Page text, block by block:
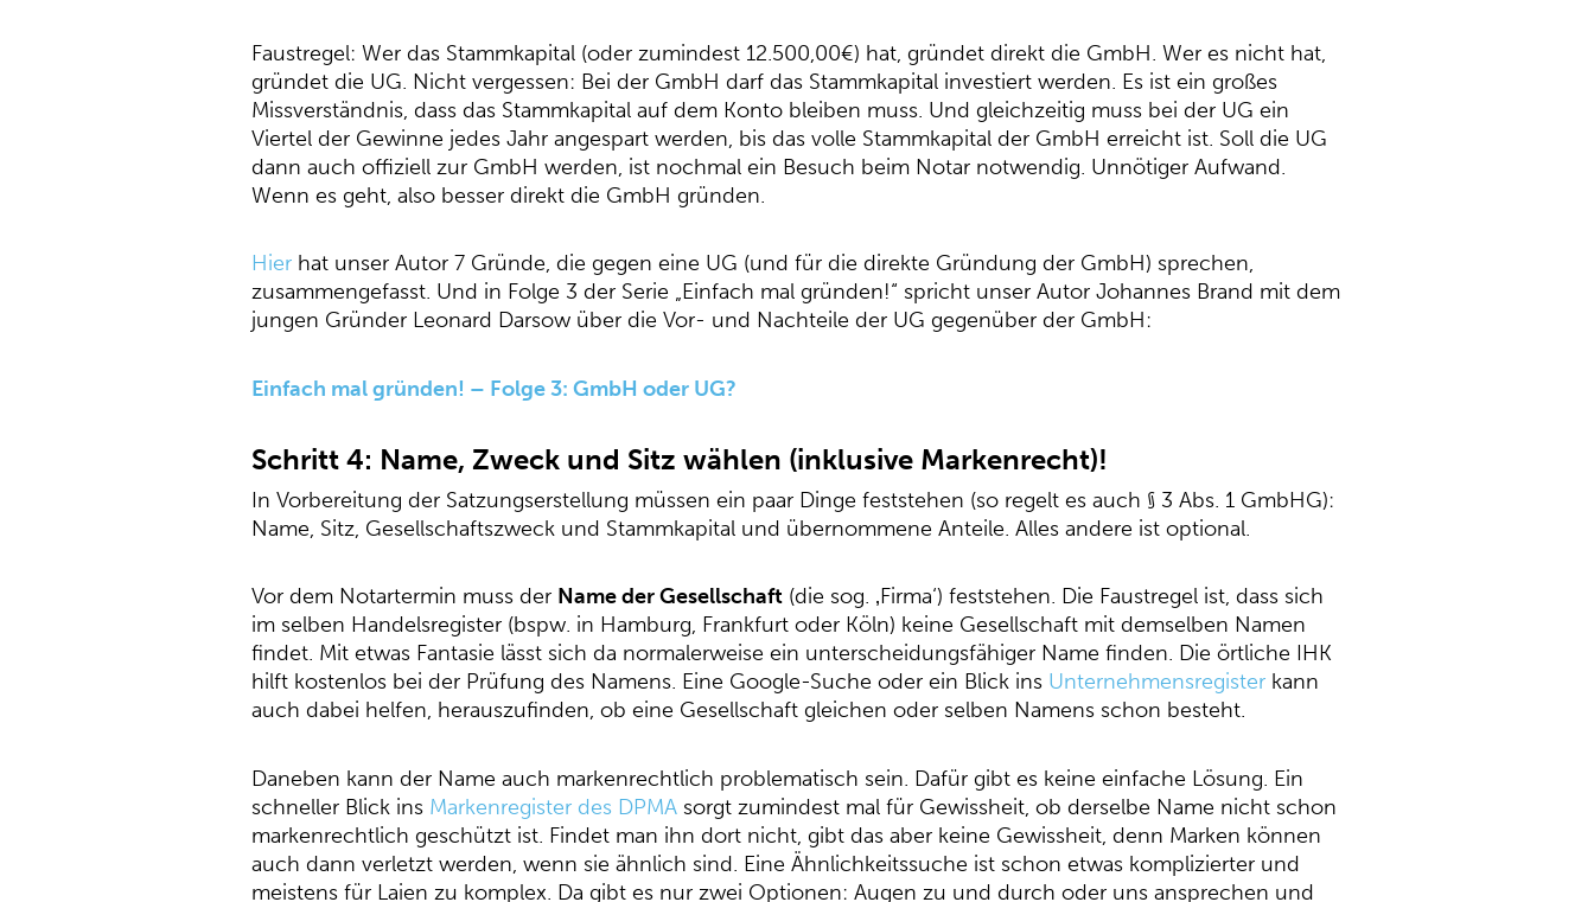
Faustregel: Wer das Stammkapital (oder zumindest 12.500,00€) hat, gründet direkt die GmbH. Wer es nicht hat,
gründet die UG. Nicht vergessen: Bei der GmbH darf das Stammkapital investiert werden. Es ist ein großes
Missverständnis, dass das Stammkapital auf dem Konto bleiben muss. Und gleichzeitig muss bei der UG ein
Viertel der Gewinne jedes Jahr angespart werden, bis das volle Stammkapital der GmbH erreicht ist. Soll die UG
dann auch offiziell zur GmbH werden, ist nochmal ein Besuch beim Notar notwendig. Unnötiger Aufwand.
Wenn es geht, also besser direkt die GmbH gründen.
Hier hat unser Autor 7 Gründe, die gegen eine UG (und für die direkte Gründung der GmbH) sprechen,
zusammengefasst. Und in Folge 3 der Serie „Einfach mal gründen!“ spricht unser Autor Johannes Brand mit dem
jungen Gründer Leonard Darsow über die Vor- und Nachteile der UG gegenüber der GmbH:
Einfach mal gründen! – Folge 3: GmbH oder UG?
Schritt 4: Name, Zweck und Sitz wählen (inklusive Markenrecht)!
In Vorbereitung der Satzungserstellung müssen ein paar Dinge feststehen (so regelt es auch § 3 Abs. 1 GmbHG):
Name, Sitz, Gesellschaftszweck und Stammkapital und übernommene Anteile. Alles andere ist optional.
Vor dem Notartermin muss der Name der Gesellschaft (die sog. ‚Firma‘) feststehen. Die Faustregel ist, dass sich
im selben Handelsregister (bspw. in Hamburg, Frankfurt oder Köln) keine Gesellschaft mit demselben Namen
findet. Mit etwas Fantasie lässt sich da normalerweise ein unterscheidungsfähiger Name finden. Die örtliche IHK
hilft kostenlos bei der Prüfung des Namens. Eine Google-Suche oder ein Blick ins Unternehmensregister kann
auch dabei helfen, herauszufinden, ob eine Gesellschaft gleichen oder selben Namens schon besteht.
Daneben kann der Name auch markenrechtlich problematisch sein. Dafür gibt es keine einfache Lösung. Ein
schneller Blick ins Markenregister des DPMA sorgt zumindest mal für Gewissheit, ob derselbe Name nicht schon
markenrechtlich geschützt ist. Findet man ihn dort nicht, gibt das aber keine Gewissheit, denn Marken können
auch dann verletzt werden, wenn sie ähnlich sind. Eine Ähnlichkeitssuche ist schon etwas komplizierter und
meistens für Laien zu komplex. Da gibt es nur zwei Optionen: Augen zu und durch oder uns ansprechen und